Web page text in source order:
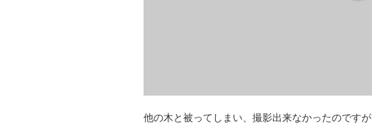
他の木と被ってしまい、撮影出来なかったのですが